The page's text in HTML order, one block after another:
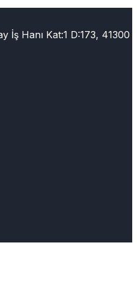
İş Hanı Kat:1 D:173, 41300